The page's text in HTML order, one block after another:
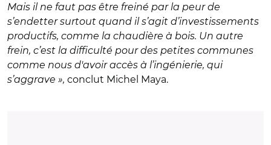
Mais il ne faut pas être freiné par la peur de
s’endetter surtout quand il s’agit d’investissements
productifs, comme la chaudière à bois. Un autre
frein, c’est la difficulté pour des petites communes
comme nous d'avoir accès à l’ingénierie, qui
s’aggrave », conclut Michel Maya.